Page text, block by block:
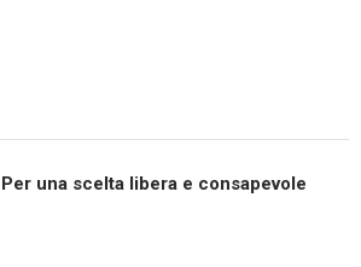
Per una scelta libera e consapevole